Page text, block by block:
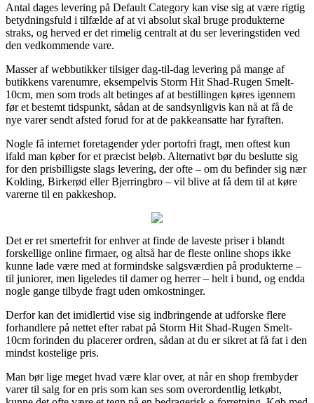
Antal dages levering på Default Category kan vise sig at være rigtig
betydningsfuld i tilfælde af at vi absolut skal bruge produkterne
straks, og herved er det rimelig centralt at du ser leveringstiden ved
den vedkommende vare.
Masser af webbutikker tilsiger dag-til-dag levering på mange af
butikkens varenumre, eksempelvis Storm Hit Shad-Rugen Smelt-
10cm, men som trods alt betinges af at bestillingen køres igennem
før et bestemt tidspunkt, sådan at de sandsynligvis kan nå at få de
nye varer sendt afsted forud for at de pakkeansatte har fyraften.
Nogle få internet foretagender yder portofri fragt, men oftest kun
ifald man køber for et præcist beløb. Alternativt bør du beslutte sig
for den prisbilligste slags levering, der ofte – om du befinder sig nær
Kolding, Birkerød eller Bjerringbro – vil blive at få dem til at køre
varerne til en pakkeshop.
Det er ret smertefrit for enhver at finde de laveste priser i blandt
forskellige online firmaer, og altså har de fleste online shops ikke
kunne lade være med at formindske salgsværdien på produkterne –
til juniorer, men ligeledes til damer og herrer – helt i bund, og endda
nogle gange tilbyde fragt uden omkostninger.
Derfor kan det imidlertid vise sig indbringende at udforske flere
forhandlere på nettet efter rabat på Storm Hit Shad-Rugen Smelt-
10cm forinden du placerer ordren, sådan at du er sikret at få fat i den
mindst kostelige pris.
Man bør lige meget hvad være klar over, at når en shop frembyder
varer til salg for en pris som kan ses som overordentlig letkøbt,